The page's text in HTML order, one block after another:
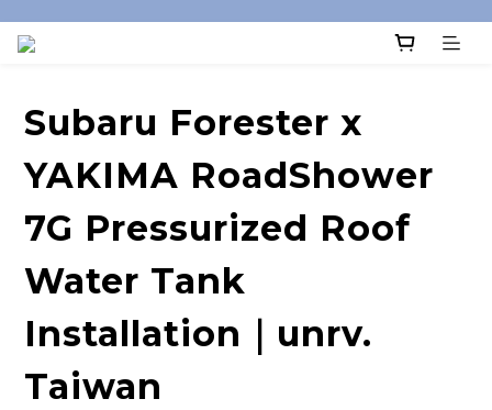
Subaru Forester x
YAKIMA RoadShower
7G Pressurized Roof
Water Tank
Installation｜unrv.
Taiwan